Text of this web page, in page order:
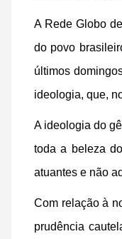
A Rede Globo
do povo
últimos
ideologia, que,
A ideologia do
toda a beleza
atuantes e não
Com relação à
prudência